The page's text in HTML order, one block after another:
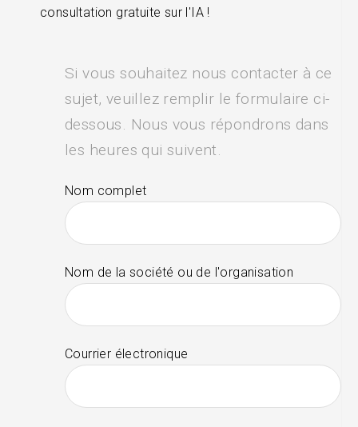
consultation gratuite sur l'IA !
Si vous souhaitez nous contacter à ce
sujet, veuillez remplir le formulaire ci-
dessous. Nous vous répondrons dans
les heures qui suivent.
Nom complet
Nom de la société ou de l'organisation
Courrier électronique